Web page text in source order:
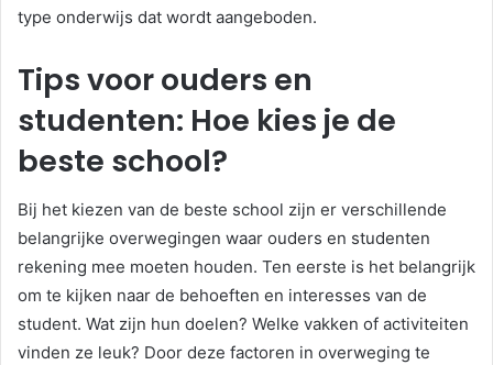
type onderwijs dat wordt aangeboden.
Tips voor ouders en
studenten: Hoe kies je de
beste school?
Bij het kiezen van de beste school zijn er verschillende
belangrijke overwegingen waar ouders en studenten
rekening mee moeten houden. Ten eerste is het belangrijk
om te kijken naar de behoeften en interesses van de
student. Wat zijn hun doelen? Welke vakken of activiteiten
vinden ze leuk? Door deze factoren in overweging te